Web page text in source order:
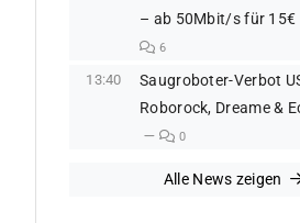
– ab 50Mbit/s für 15€
6
13:40
Saugroboter-Verbot
Roborock, Dreame &
0
Alle News zeigen